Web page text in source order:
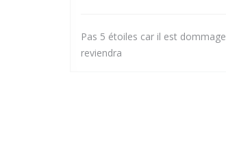
Pas 5 étoiles car il est
reviendra